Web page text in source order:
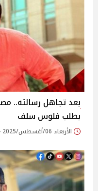
بعد تجاهل رسالته..
بطلب فلوس سلف‎
الأربعاء 06/أغسطس/2025 - 02:38 م